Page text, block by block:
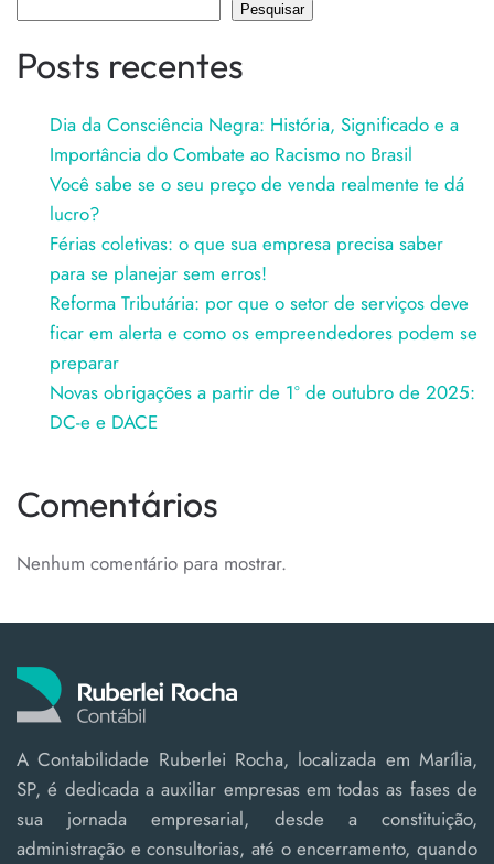
Pesquisar
Posts recentes
Dia da Consciência Negra: História, Significado e a
Importância do Combate ao Racismo no Brasil
Você sabe se o seu preço de venda realmente te dá
lucro?
Férias coletivas: o que sua empresa precisa saber
para se planejar sem erros!
Reforma Tributária: por que o setor de serviços deve
ficar em alerta e como os empreendedores podem se
preparar
Novas obrigações a partir de 1º de outubro de 2025:
DC-e e DACE
Comentários
Nenhum comentário para mostrar.
A Contabilidade Ruberlei Rocha, localizada em Marília,
SP, é dedicada a auxiliar empresas em todas as fases de
sua jornada empresarial, desde a constituição,
administração e consultorias, até o encerramento, quando